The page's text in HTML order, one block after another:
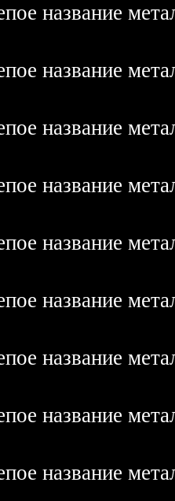
название
название
название
название
название
название
название
название
название